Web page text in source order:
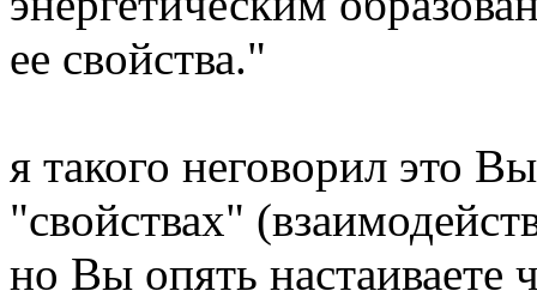
ее свойства."
я такого неговорил это
"свойствах"
но Вы опять настаиваете